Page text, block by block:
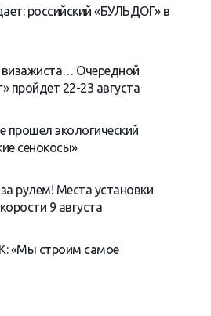
российский «БУЛЬДОГ» в
Очередной
пройдет 22-23 августа
прошел экологический
сенокосы»
рулем! Места установки
9 августа
«Мы строим самое